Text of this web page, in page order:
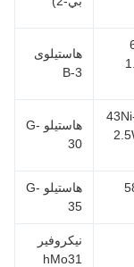
هاستيلوى
هاستيلو G-
هاستيلو G-
نيكروفير
hMo31